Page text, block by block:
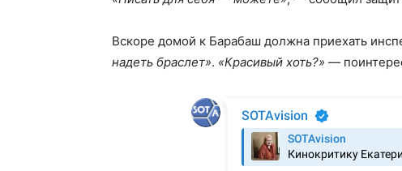
Вскоре домой к Барабаш должна приехать
надеть браслет». «Красивый хоть?» —